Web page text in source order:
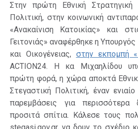
Στην πρώτη Εθνική Στρατηγική
Πολιτική, στην κοινωνική
«Ανακαίνιση Κατοικίας» και
Γειτονιάς» αναφέρθηκε η
και Οικογένειας, στην εκπομπή
ACTION24. Η κα Μιχαηλίδου
πρώτη φορά, η χώρα αποκτά
Στεγαστική Πολιτική, έναν
παρεμβάσεις για περισσότερα
προσιτά σπίτια. Κάλεσε τους